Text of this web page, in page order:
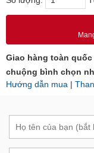
Giao hàng toàn
chuộng bình chọn
Hướng dẫn mua |